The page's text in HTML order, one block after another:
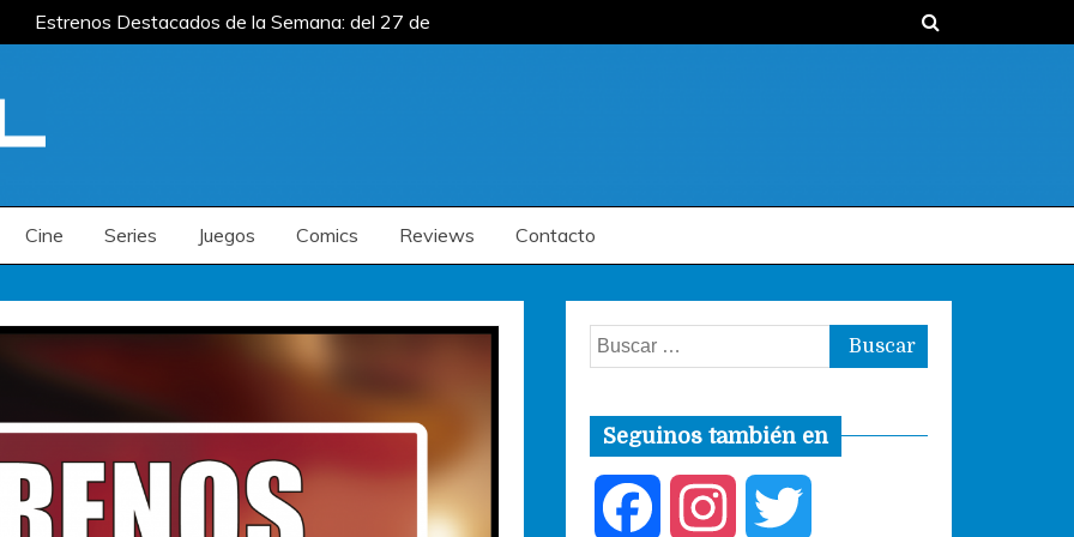
Estrenos Destacados de la Semana: del 27 de
20 al 26 de julio
Cine Series Juegos Comics Reviews Contacto
Buscar:
Seguinos también en